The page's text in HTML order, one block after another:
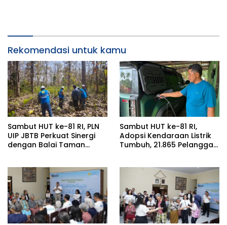
Rekomendasi untuk kamu
Sambut HUT ke-81 RI, PLN
UIP JBTB Perkuat Sinergi
dengan Balai Taman
SUTET 500 kV Paiton–
Watudodol/Kalipuro
Sambut HUT ke-81 RI,
Adopsi Kendaraan Listrik
Tumbuh, 21.865 Pelanggan
pada Semester I 2026